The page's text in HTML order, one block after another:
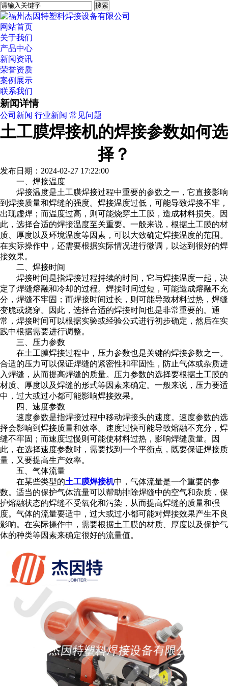
网站首页
关于我们
产品中心
新闻资讯
荣誉资质
案例展示
联系我们
新闻详情
公司新闻 行业新闻 常见问题
土工膜焊接机的焊接参数如何选
择？
发布日期：2024-02-27 17:22:00
一、焊接温度
焊接温度是土工膜焊接过程中重要的参数之一，它直接影响
到焊接质量和焊缝的强度。焊接温度过低，可能导致焊接不牢，
出现虚焊；而温度过高，则可能烧穿土工膜，造成材料损失。因
此，选择合适的焊接温度至关重要。一般来说，根据土工膜的材
质、厚度以及环境温度等因素，可以大致确定焊接温度的范围。
在实际操作中，还需要根据实际情况进行微调，以达到很好的焊
接效果。
二、焊接时间
焊接时间是指焊接过程持续的时间，它与焊接温度一起，决
定了焊缝熔融和冷却的过程。焊接时间过短，可能造成熔融不充
分，焊缝不牢固；而焊接时间过长，则可能导致材料过热，焊缝
变脆或烧穿。因此，选择合适的焊接时间也是非常重要的。通
常，焊接时间可以根据实验或经验公式进行初步确定，然后在实
践中根据需要进行调整。
三、压力参数
在土工膜焊接过程中，压力参数也是关键的焊接参数之一。
合适的压力可以保证焊缝的紧密性和牢固性，防止气体或杂质进
入焊缝，从而提高焊缝的质量。压力参数的选择要根据土工膜的
材质、厚度以及焊缝的形式等因素来确定。一般来说，压力要适
中，过大或过小都可能影响焊接效果。
四、速度参数
速度参数是指焊接过程中移动焊接头的速度。速度参数的选
择会影响到焊接质量和效率。速度过快可能导致熔融不充分，焊
缝不牢固；而速度过慢则可能使材料过热，影响焊缝质量。因
此，在选择速度参数时，需要找到一个平衡点，既要保证焊接质
量，又要提高生产效率。
五、气体流量
在某些类型的土工膜焊接机中，气体流量是一个重要的参
数。适当的保护气体流量可以帮助排除焊缝中的空气和杂质，保
护熔融状态的焊缝不受氧化和污染，从而提高焊缝的质量和强
度。气体的流量要适中，过大或过小都可能对焊接效果产生不良
影响。在实际操作中，需要根据土工膜的材质、厚度以及保护气
体的种类等因素来确定很好的流量值。